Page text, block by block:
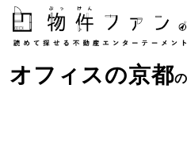
オフィスの京都